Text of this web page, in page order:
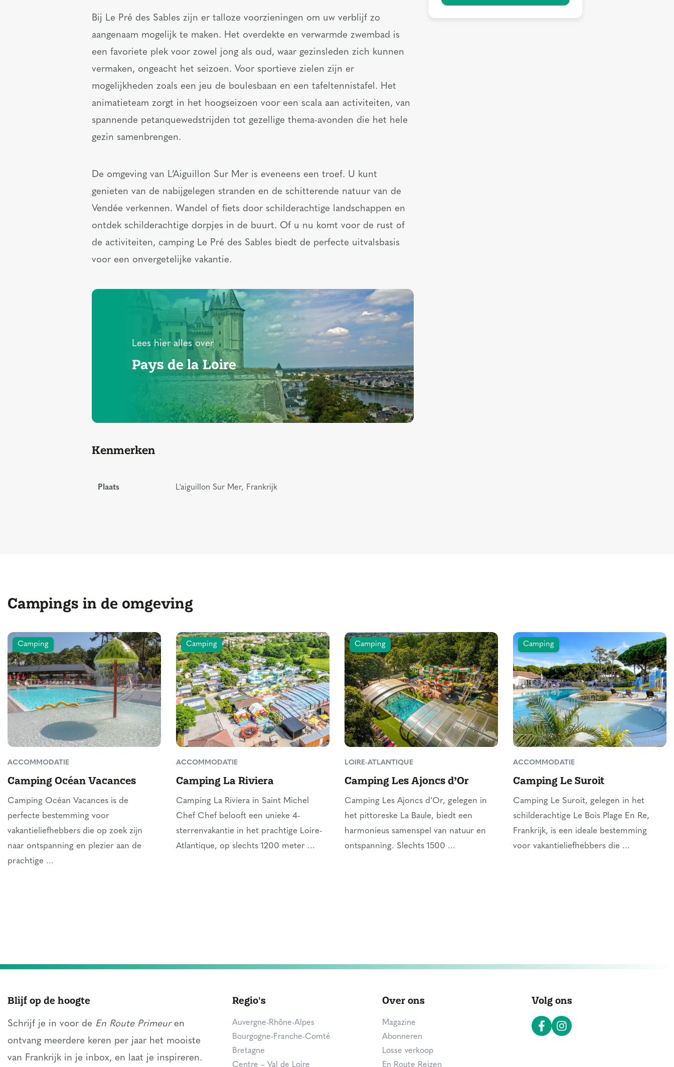
Bij Le Pré des Sables zijn er talloze voorzieningen om uw verblijf zo
aangenaam mogelijk te maken. Het overdekte en verwarmde zwembad is
een favoriete plek voor zowel jong als oud, waar gezinsleden zich kunnen
vermaken, ongeacht het seizoen. Voor sportieve zielen zijn er
mogelijkheden zoals een jeu de boulesbaan en een tafeltennistafel. Het
animatieteam zorgt in het hoogseizoen voor een scala aan activiteiten, van
spannende petanquewedstrijden tot gezellige thema-avonden die het hele
gezin samenbrengen.
De omgeving van L’Aiguillon Sur Mer is eveneens een troef. U kunt
genieten van de nabijgelegen stranden en de schitterende natuur van de
Vendée verkennen. Wandel of fiets door schilderachtige landschappen en
ontdek schilderachtige dorpjes in de buurt. Of u nu komt voor de rust of
de activiteiten, camping Le Pré des Sables biedt de perfecte uitvalsbasis
voor een onvergetelijke vakantie.
Lees hier alles over
Pays de la Loire
Kenmerken
Plaats L'aiguillon Sur Mer, Frankrijk
Campings in de omgeving
Camping
ACCOMMODATIE
Camping Océan Vacances
Camping Océan Vacances is de
perfecte bestemming voor
vakantieliefhebbers die op zoek zijn
naar ontspanning en plezier aan de
prachtige ...
Camping
ACCOMMODATIE
Camping La Riviera
Camping La Riviera in Saint Michel
Chef Chef belooft een unieke 4-
sterrenvakantie in het prachtige Loire-
Atlantique, op slechts 1200 meter ...
Camping
LOIRE-ATLANTIQUE
Camping Les Ajoncs d’Or
Camping Les Ajoncs d’Or, gelegen in
het pittoreske La Baule, biedt een
harmonieus samenspel van natuur en
ontspanning. Slechts 1500 ...
Camping
ACCOMMODATIE
Camping Le Suroit
Camping Le Suroit, gelegen in het
schilderachtige Le Bois Plage En Re,
Frankrijk, is een ideale bestemming
voor vakantieliefhebbers die ...
Blijf op de hoogte
Schrijf je in voor de En Route Primeuren
ontvang meerdere keren per jaar het mooiste
van Frankrijk in je inbox, en laat je inspireren.
Regio's
Auvergne-Rhône-Alpes
Bourgogne-Franche-Comté
Bretagne
Centre – Val de Loire
Over ons
Magazine
Abonneren
Losse verkoop
En Route Reizen
Volg ons